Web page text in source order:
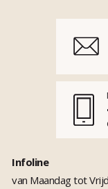
Infoline
van Maandag tot